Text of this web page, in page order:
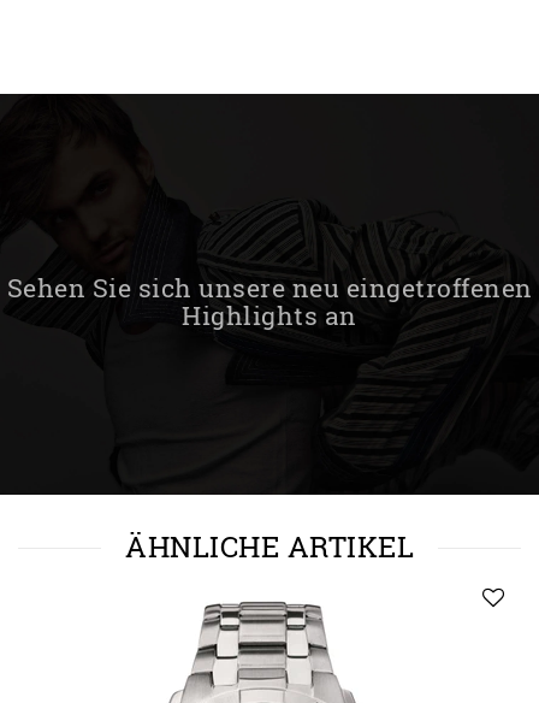
Sehen Sie sich unsere neu eingetroffenen
Highlights an
ÄHNLICHE ARTIKEL